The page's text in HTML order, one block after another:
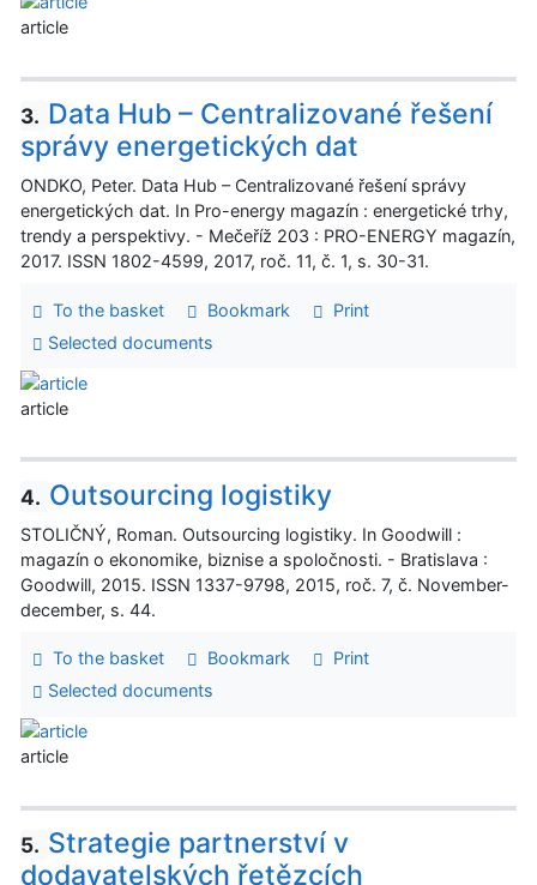
article
3. Data Hub – Centralizované řešení
správy energetických dat
ONDKO, Peter. Data Hub – Centralizované řešení správy
energetických dat. In Pro-energy magazín : energetické trhy,
trendy a perspektivy. - Mečeříž 203 : PRO-ENERGY magazín,
2017. ISSN 1802-4599, 2017, roč. 11, č. 1, s. 30-31.
To the basket Bookmark
Print
Selected documents
article
4. Outsourcing logistiky
STOLIČNÝ, Roman. Outsourcing logistiky. In Goodwill :
magazín o ekonomike, biznise a spoločnosti. - Bratislava :
Goodwill, 2015. ISSN 1337-9798, 2015, roč. 7, č. November-
december, s. 44.
To the basket Bookmark
Print
Selected documents
article
5. Strategie partnerství v
dodavatelských řetězcích